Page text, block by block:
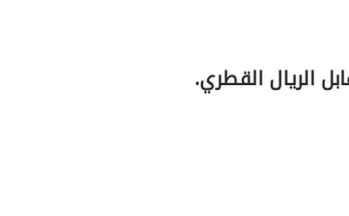
الريال القطري.